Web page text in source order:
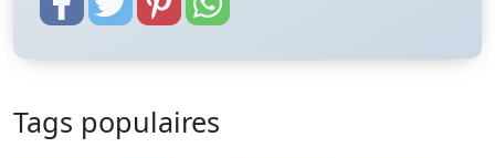
Tags populaires